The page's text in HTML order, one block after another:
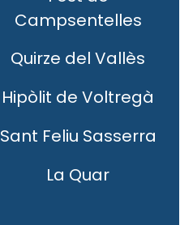
Campsentelles
Quirze del Vallès
Hipòlit de Voltregà
Sant Feliu Sasserra
La Quar